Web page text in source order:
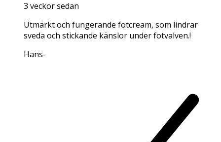
3 veckor sedan
Utmärkt och fungerande fotcream, som lindrar
sveda och stickande känslor under fotvalven.!
Hans-